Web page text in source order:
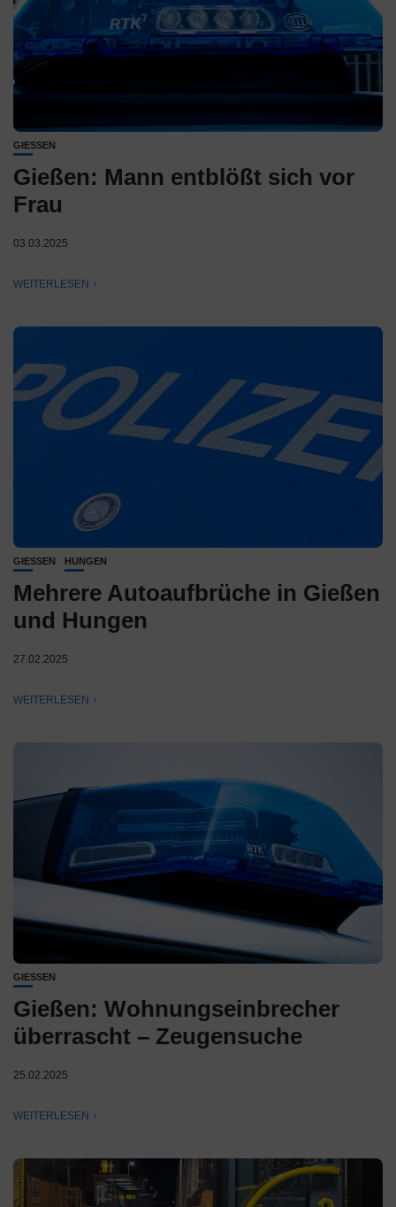
GIESSEN
Gießen: Mann entblößt sich vor
Frau
03.03.2025
WEITERLESEN
GIESSEN HUNGEN
Mehrere Autoaufbrüche in Gießen
und Hungen
27.02.2025
WEITERLESEN
GIESSEN
Gießen: Wohnungseinbrecher
überrascht – Zeugensuche
25.02.2025
WEITERLESEN